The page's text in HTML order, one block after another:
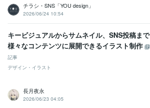
チラシ・SNS「YOU design」
2026/06/24 10:54
キービジュアルからサムネイル、SNS投稿まで
様々なコンテンツに展開できるイラスト制作
記事
デザイン・イラスト
長月夜永
2026/06/23 04:05